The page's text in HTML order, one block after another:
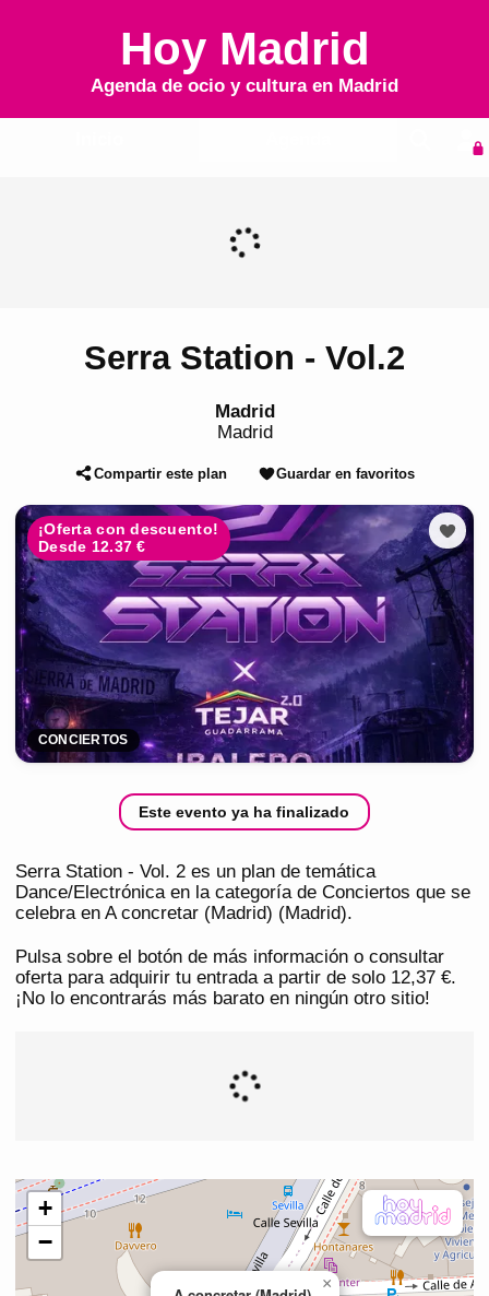
Hoy Madrid
Agenda de ocio y cultura en Madrid
Serra Station - Vol.2
Madrid
Madrid
Compartir este plan Guardar en favoritos
¡Oferta con descuento!
Desde 12.37 €
CONCIERTOS
Este evento ya ha finalizado
Serra Station - Vol. 2 es un plan de temática
Dance/Electrónica en la categoría de Conciertos que se
celebra en A concretar (Madrid) (Madrid).
Pulsa sobre el botón de más información o consultar
oferta para adquirir tu entrada a partir de solo 12,37 €.
¡No lo encontrarás más barato en ningún otro sitio!